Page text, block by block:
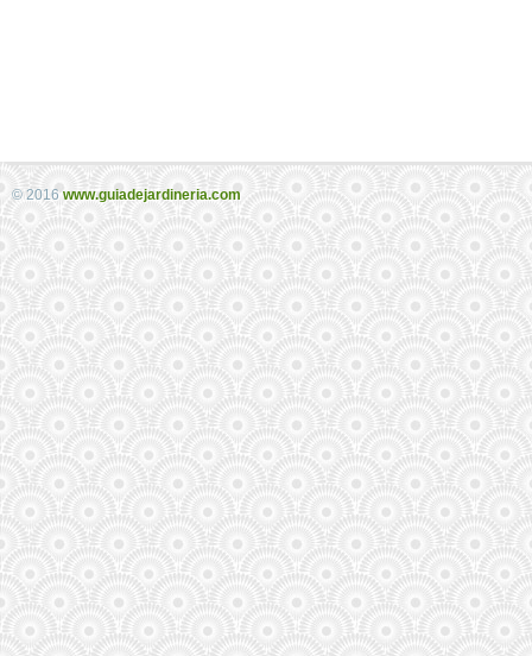
© 2016www.guiadejardineria.com